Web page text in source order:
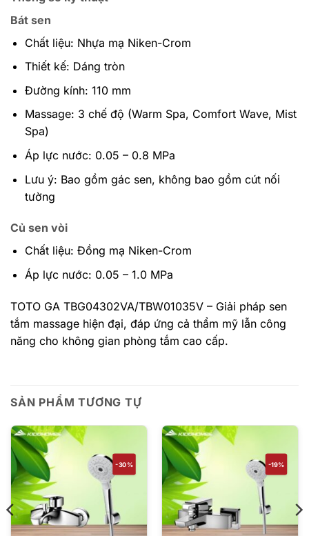
Bát sen
Chất liệu: Nhựa mạ Niken-Crom
Thiết kế: Dáng tròn
Đường kính: 110 mm
Massage: 3 chế độ (Warm Spa, Comfort Wave, Mist
Spa)
Áp lực nước: 0.05 – 0.8 MPa
Lưu ý: Bao gồm gác sen, không bao gồm cút nối
tường
Củ sen vòi
Chất liệu: Đồng mạ Niken-Crom
Áp lực nước: 0.05 – 1.0 MPa
TOTO GA TBG04302VA/TBW01035V – Giải pháp sen
tắm massage hiện đại, đáp ứng cả thẩm mỹ lẫn công
năng cho không gian phòng tắm cao cấp.
SẢN PHẨM TƯƠNG TỰ
-30% -19%